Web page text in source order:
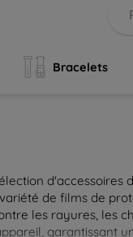
Bracelets
de films de
les rayures, les
garantissant